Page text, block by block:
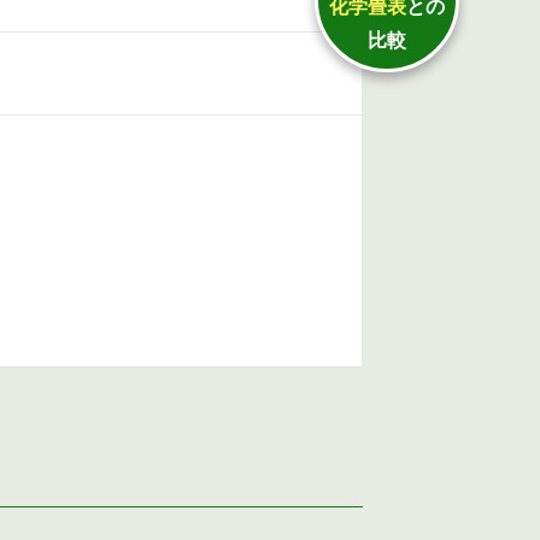
化学畳表との
比較